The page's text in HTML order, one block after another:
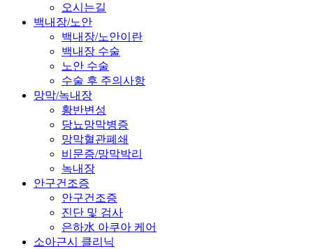
오시는길
백내장/노안
백내장/노안이란
백내장 수술
노안 수술
수술 후 주의사항
망막/녹내장
황반변성
당뇨망막병증
망막혈관폐쇄
비문증/망막박리
녹내장
안구건조증
안구건조증
진단 및 검사
은하水 아쿠아 케어
소아근시 클리닉